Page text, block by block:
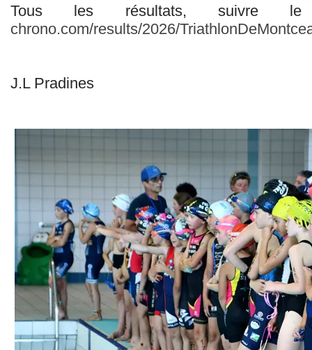
Tous les résultats,
chrono.com/results/2026/
J.L Pradines